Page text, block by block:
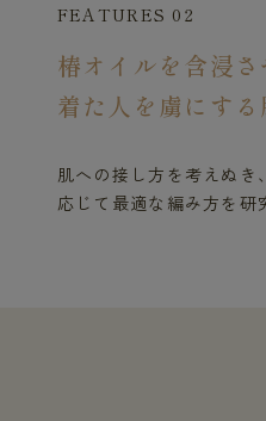
FEATURES 02
椿オイルを含浸さ
着た人を虜にす
肌への接し方を考えぬき
応じて最適な編み方を研